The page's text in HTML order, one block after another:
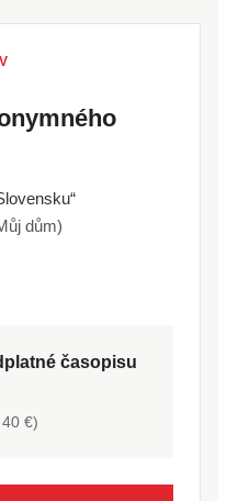
dům)
časopisu
€)